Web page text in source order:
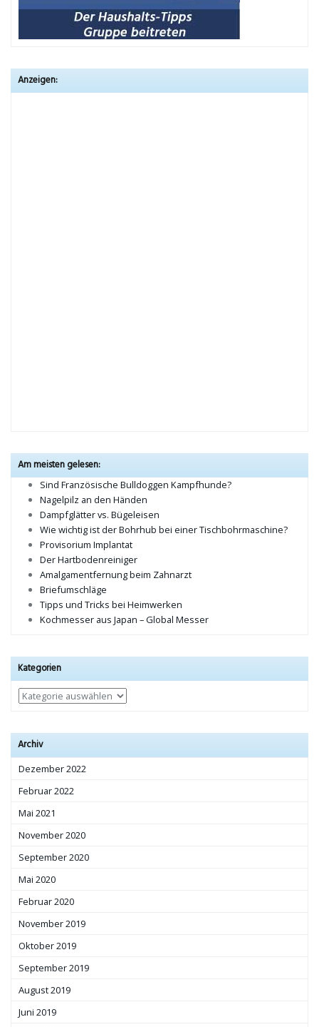
Anzeigen:
Am meisten gelesen:
Sind Französische Bulldoggen Kampfhunde?
Nagelpilz an den Händen
Dampfglätter vs. Bügeleisen
Wie wichtig ist der Bohrhub bei einer Tischbohrmaschine?
Provisorium Implantat
Der Hartbodenreiniger
Amalgamentfernung beim Zahnarzt
Briefumschläge
Tipps und Tricks bei Heimwerken
Kochmesser aus Japan – Global Messer
Kategorien
Kategorien
Archiv
Dezember 2022
Februar 2022
Mai 2021
November 2020
September 2020
Mai 2020
Februar 2020
November 2019
Oktober 2019
September 2019
August 2019
Juni 2019